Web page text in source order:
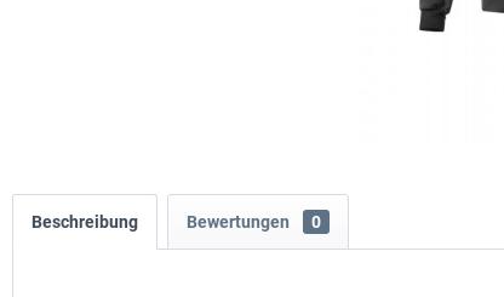
Beschreibung Bewertungen 0